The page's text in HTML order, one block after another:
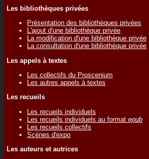
Les bibliothèques privées
Présentation des bibliothèques privées
L'ajout d'une bibliothèque privée
La modification d'une bibliothèque privée
La consultation d'une bibliothèque privée
Les appels à textes
Les collectifs du Proscenium
Les autres appels à textes
Les recueils
Les recueils individuels
Les recueils individuels au format epub
Les recueils collectifs
Scènes d'expo
Les auteurs et autrices